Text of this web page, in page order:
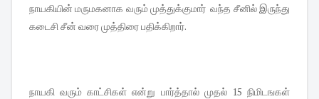
நாயகியின் மருமகனாக வரும் முத்துக்குமார் வந்த சீனில் இருந்து
கடைசி சீன் வரை முத்திரை பதிக்கிறார்.
நாயகி வரும் காட்சிகள் என்று பார்த்தால் முதல் 15 நிமிடஙகள்